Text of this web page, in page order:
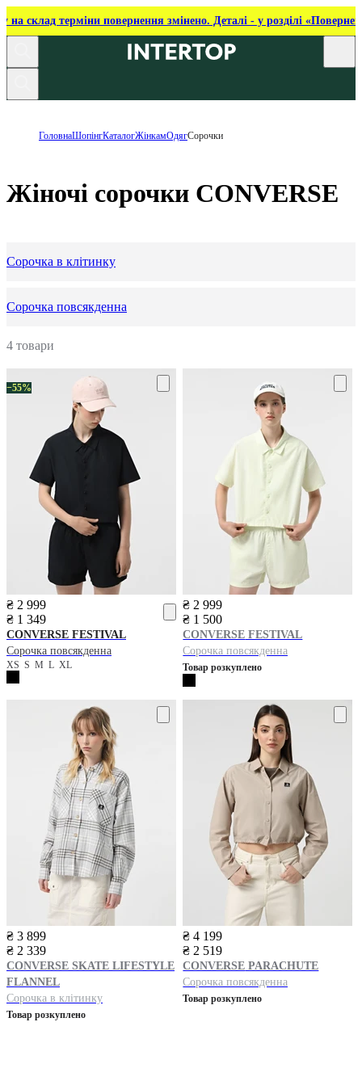
на склад терміни повернення змінено. Деталі - у розділі
ГоловнаШопінгКаталогЖінкамОдягСорочки
Жіночі сорочки CONVERSE
Сорочка в клітинку
Сорочка повсякденна
4 товари
−55%
₴ 2 999
₴ 1 349
CONVERSE FESTIVAL
Сорочка повсякденна
XS S M L XL
₴ 2 999
₴ 1 500
CONVERSE FESTIVAL
Сорочка повсякденна
Товар розкуплено
₴ 3 899
₴ 2 339
CONVERSE SKATE LIFESTYLE
FLANNEL
Сорочка в клітинку
Товар розкуплено
₴ 4 199
₴ 2 519
CONVERSE PARACHUTE
Сорочка повсякденна
Товар розкуплено